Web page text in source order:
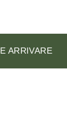
ARRIVARE